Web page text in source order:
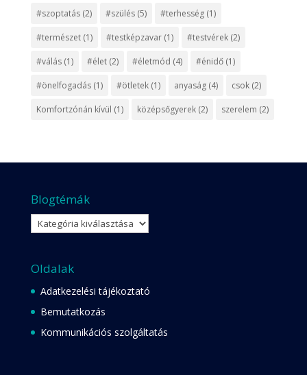
#szoptatás(2) #szülés(5) #terhesség(1)
#természet(1) #testképzavar(1) #testvérek(2)
#válás(1) #élet(2) #életmód (4) #énidő(1)
#önelfogadás(1) #ötletek(1) anyaság(4) csok(2)
Komfortzónán kívül (1) középsőgyerek(2) szerelem (2)
Blogtémák
Blogtémák
Oldalak
Adatkezelési tájékoztató
Bemutatkozás
Kommunikációs szolgáltatás